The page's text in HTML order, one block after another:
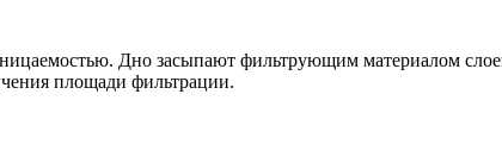
Дно засыпают фильтрующим материалом
площади фильтрации.